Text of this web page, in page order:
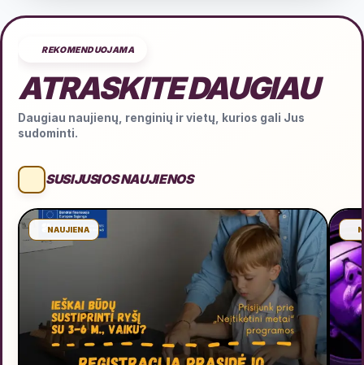
REKOMENDUOJAMA
ATRASKITE DAUGIAU
Daugiau naujienų, renginių ir vietų, kurios gali Jus
sudominti.
SUSIJUSIOS NAUJIENOS
NAUJIENA